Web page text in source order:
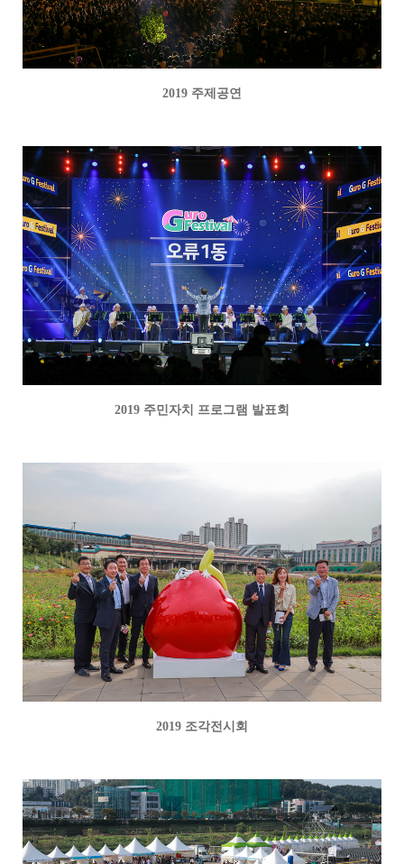
2019 주제공연
2019 주민자치 프로그램 발표회
2019 조각전시회